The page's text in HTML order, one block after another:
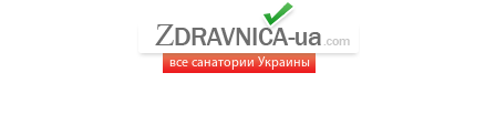
все санатории Украины